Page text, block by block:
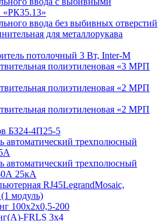
«РК35.13»
ввода без выбивных отверстий
для металлорукава
потолочный 3 Вт, Inter-M
полиэтиленовая «3 МРП
полиэтиленовая «2 МРП
полиэтиленовая «2 МРП
БЗ24-4П25-5
автоматический трехполюсный
автоматический трехполюсный
25кА
RJ45LegrandMosaic,
модуль)
100х2х0,5-200
FRLS 3х4